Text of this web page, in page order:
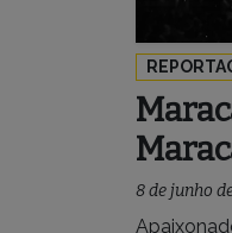
8 de junho